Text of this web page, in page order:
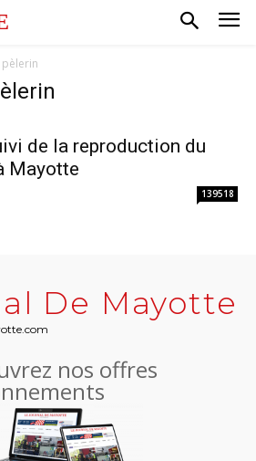
pèlerin
de la reproduction du
Mayotte
139518
De Mayotte
nos offres